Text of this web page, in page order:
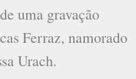
uma gravação
Ferraz, namorado
Urach.